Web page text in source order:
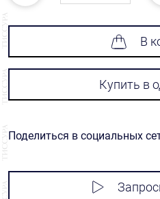
В
Купить в
Поделиться в социальных